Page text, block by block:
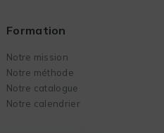
Formation
Notre mission
Notre méthode
Notre catalogue
Notre calendrier